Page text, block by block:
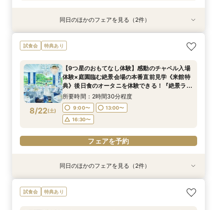
特典あり
8/21(金)
【初めての見学におすすめ！SATSUKIスイーツ
付】感動のセレモニー叶うチャペル見学×結婚準
所要時間：2時間30分程度
10:00〜
13:00〜
16:00〜
フェアを予約
特典あり
8/21(金)
【美しき日本の結婚式】本格神殿＆1万坪の庭園
臨む絶景会場×パティスリーSATSUKIスイーツ体
所要時間：2時間程度
10:00〜
13:00〜
16:00〜
フェアを予約
同日のほかのフェアを見る（2件）
試食会 特典あり
8/22(土)
【9つ星のおもてなし体験】感動のチャペル入場
体験×庭園臨む絶景会場の本番直前見学《来館特
典》後日食のオータニを体験できる！『絶景ラン
チビュッフェ』ご招待
所要時間：2時間30分程度
9:00〜
13:00〜
16:30〜
フェアを予約
特典あり
【1万坪の日本庭園】本格神殿・庭見え会場見学
×『絶景ビュッフェ』ご招待＆フェア成約特典付
特典あり
【2〜3件目見学におすすめ】見積り×おもてなし
徹底比較×絶景ランチビュッフェ券付！ホテル婚
同日のほかのフェアを見る（2件）
試食会 特典あり